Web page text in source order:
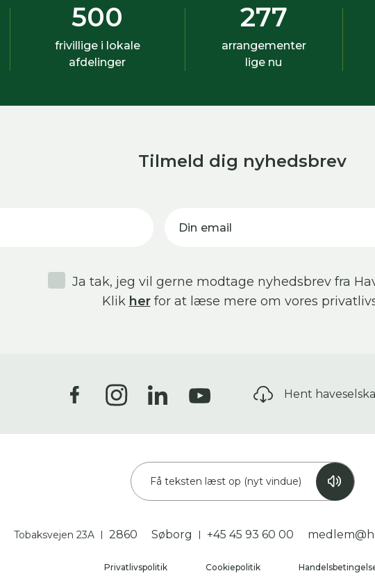
500
frivillige i lokale
afdelinger
277
arrangementer
lige nu
Tilmeld dig nyhedsbrev
Din email
Ja tak, jeg vil gerne modtage nyhedsbrev fra
Klik herfor at læse mere om vores
Hent
Få teksten læst op (nyt vindue)
Tobaksvejen 23A 2860 Søborg +45 45 93 60 00
Privatlivspolitik Cookiepolitik